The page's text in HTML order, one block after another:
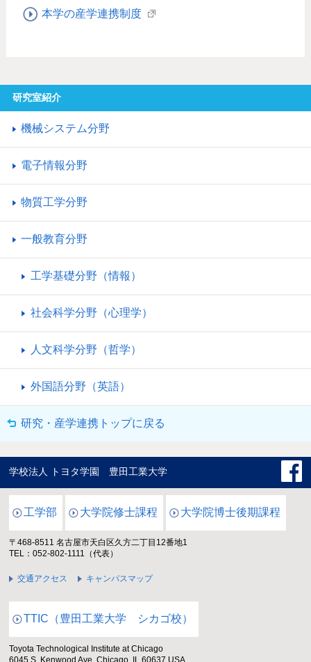
本学の産学連携制度
研究室紹介
機械システム分野
電子情報分野
物質工学分野
一般教育分野
工学基礎分野（情報）
社会科学分野（心理学）
人文科学分野（哲学）
外国語分野（英語）
研究・産学連携トップに戻る
学校法人 トヨタ学園 豊田工業大学
工学部 大学院修士課程 大学院博士後期課程
〒468-8511 名古屋市天白区久方二丁目12番地1
TEL：052-802-1111（代表）
交通アクセス キャンパスマップ
TTIC（豊田工業大学 シカゴ校）
Toyota Technological Institute at Chicago